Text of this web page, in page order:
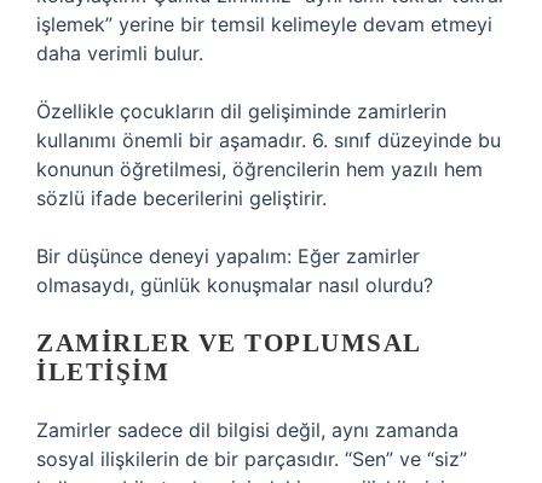
işlemek” yerine bir temsil kelimeyle devam etmeyi
daha verimli bulur.
Özellikle çocukların dil gelişiminde zamirlerin
kullanımı önemli bir aşamadır. 6. sınıf düzeyinde bu
konunun öğretilmesi, öğrencilerin hem yazılı hem
sözlü ifade becerilerini geliştirir.
Bir düşünce deneyi yapalım: Eğer zamirler
olmasaydı, günlük konuşmalar nasıl olurdu?
ZAMIRLER VE TOPLUMSAL
İLETIŞIM
Zamirler sadece dil bilgisi değil, aynı zamanda
sosyal ilişkilerin de bir parçasıdır. “Sen” ve “siz”